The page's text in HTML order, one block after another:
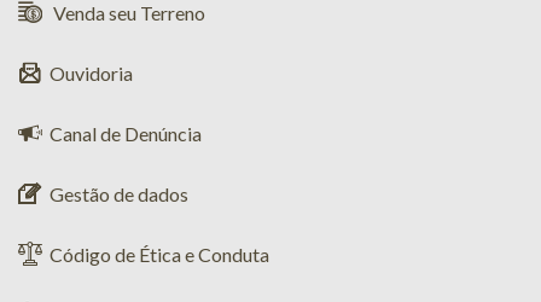
Venda seu Terreno
Ouvidoria
Canal de Denúncia
Gestão de dados
Código de Ética e Conduta